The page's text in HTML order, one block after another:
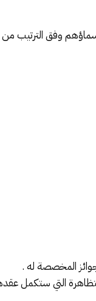
وفق الترتيب
المخصصة له .
التي ستكمل